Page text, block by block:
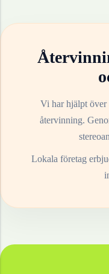
Vi har hjälpt över
återvinning.
Lokala företag